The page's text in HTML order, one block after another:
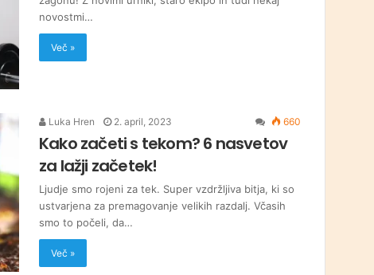
novostmi…
Več »
Luka Hren 2. april, 2023 660
Kako začeti s tekom? 6 nasvetov
za lažji začetek!
Ljudje smo rojeni za tek. Super vzdržljiva bitja, ki so
ustvarjena za premagovanje velikih razdalj. Včasih
smo to počeli, da…
Več »